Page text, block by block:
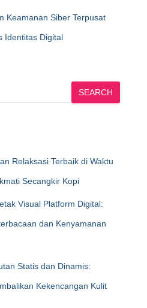
Keamanan Siber Terpusat
Identitas Digital
SEARCH
Relaksasi Terbaik di Waktu
Secangkir Kopi
Visual Platform Digital:
dan Kenyamanan
Statis dan Dinamis:
Kekencangan Kulit